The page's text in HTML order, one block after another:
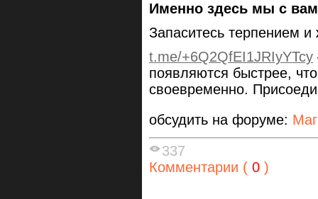
Именно здесь мы с
Запаситесь терпением
t.me/+6Q2QfEI1JRIyYTcy
появляются быстрее,
своевременно.
обсудить на форуме:
337
Комментарии ( 0 )